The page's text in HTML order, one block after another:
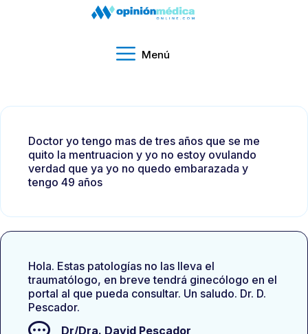
Menú
Doctor yo tengo mas de tres años que se me
quito la mentruacion y yo no estoy ovulando
verdad que ya yo no quedo embarazada y
tengo 49 años
Hola. Estas patologías no las lleva el
traumatólogo, en breve tendrá ginecólogo en el
portal al que pueda consultar. Un saludo. Dr. D.
Pescador.
Dr/Dra. David Pescador